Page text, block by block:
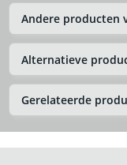
Andere producten
Alternatieve
Gerelateerde